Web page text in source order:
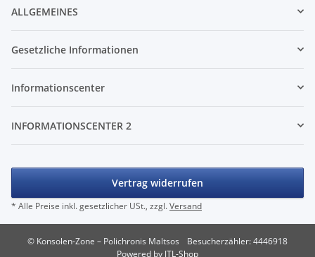
ALLGEMEINES
Gesetzliche Informationen
Informationscenter
INFORMATIONSCENTER 2
Vertrag widerrufen
* Alle Preise inkl. gesetzlicher USt., zzgl.Versand
© Konsolen-Zone – Polichronis Maltsos
Besucherzähler: 4446918
Powered by JTL-Shop